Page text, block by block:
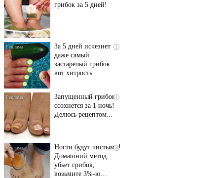
грибок за 5 дней!
i
За 5 дней исчезнет
даже самый
застарелый грибок:
вот хитрость
i
Запущенный грибок
ссохнется за 1 ночь!
Делюсь рецептом...
i
Ногти будут чистыми!
Домашний метод
убьет грибок,
возьмите 3%-ю…